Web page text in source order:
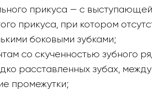
прикуса — с
прикуса, при котором
боковыми зубками;
со скученностью зубного
расставленных зубах,
промежутки;